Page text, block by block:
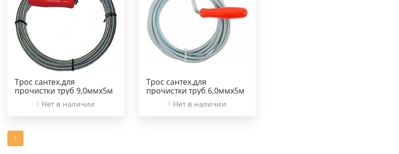
Трос сантех.для
прочистки труб 9,0ммх5м
Нет в наличии
Трос сантех.для
прочистки труб 6,0ммх5м
Нет в наличии
1